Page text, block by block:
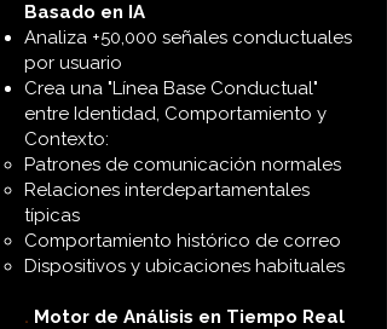
Basado en IA
Analiza +50,000 señales conductuales
por usuario
Crea una "Línea Base Conductual"
entre Identidad, Comportamiento y
Contexto:
Patrones de comunicación normales
Relaciones interdepartamentales
típicas
Comportamiento histórico de correo
Dispositivos y ubicaciones habituales
. Motor de Análisis en Tiempo Real